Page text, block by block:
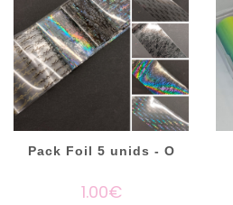
Pack Foil 5 unids - O
1.00€